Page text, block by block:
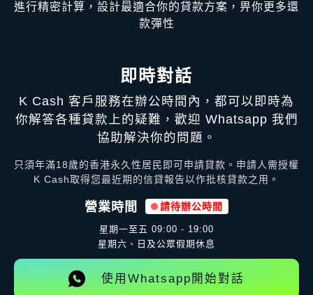
進行精密計算，設計最適合你的貸款方案，畀你更多還
款彈性
即時對話
K Cash 客戶服務在辦公時間內，都可以即時為
你解答各種貸款上的疑難，歡迎 Whatsapp 我們
協助解決你的問題。
只須年滿18歲的香港永久性居民即可申請貸款。申請人需授權
K Cash取得您最近期的信貸報告以作批核貸款之用。
營業時間 請待辦公時間
星期一至五 09:00 - 19:00
星期六、日及公眾假期休息
使用Whatsapp開始對話